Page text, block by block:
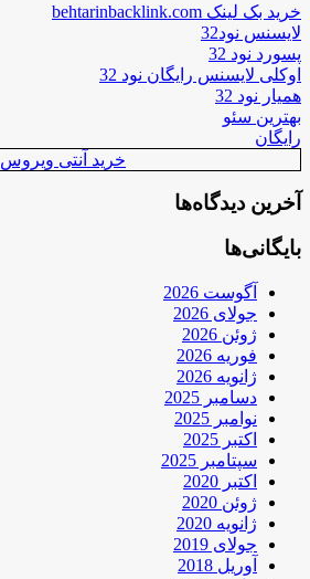
خرید بک لینک behtarinbacklink.com
لایسنس نود32
پسورد نود 32
اوکلی لایسنس رایگان نود 32
همیار نود 32
بهترین سئو
رایگان
خرید آنتی ویروس
آخرین دیدگاه‌ها
بایگانی‌ها
آگوست 2026
جولای 2026
ژوئن 2026
فوریه 2026
ژانویه 2026
دسامبر 2025
نوامبر 2025
اکتبر 2025
سپتامبر 2025
اکتبر 2020
ژوئن 2020
ژانویه 2020
جولای 2019
آوریل 2018